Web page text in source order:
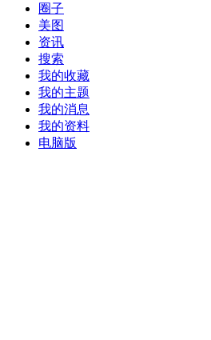
圈子
美图
资讯
搜索
我的收藏
我的主题
我的消息
我的资料
电脑版